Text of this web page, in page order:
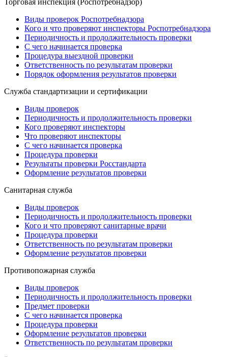
Торговая инспекция (Роспотребнадзор)
Виды проверок Роспотребнадзора
Кого и что проверяют инспекторы Роспотребнадзора
Периодичность и продолжительность проверки
С чего начинается проверка
Процедура выездной проверки
Ответственность по результатам проверки
Порядок оформления результатов проверки
Служба стандартизации и сертификации
Виды проверок
Периодичность и продолжительность проверки
Кого проверяют инспекторы
Что проверяют инспекторы
С чего начинается проверка
Процедура проверки
Результаты проверки Росстандарта
Оформление результатов проверки
Санитарная служба
Виды проверок
Периодичность и продолжительность проверки
Кого и что проверяют санитарные врачи
Процедура проверки
Ответственность по результатам проверки
Оформление результатов проверки
Противопожарная служба
Виды проверок
Периодичность и продолжительность проверки
Предмет проверки
С чего начинается проверка
Процедура проверки
Оформление результатов проверки
Ответственность по результатам проверки